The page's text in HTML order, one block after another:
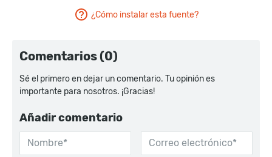
¿Cómo instalar esta fuente?
Comentarios (0)
Sé el primero en dejar un comentario. Tu opinión es
importante para nosotros. ¡Gracias!
Añadir comentario